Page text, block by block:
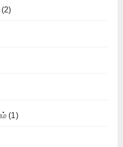
(2)
(1)